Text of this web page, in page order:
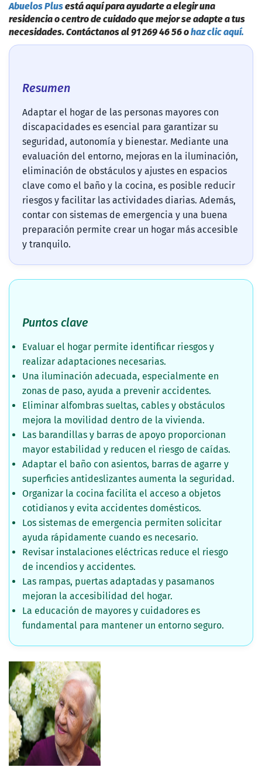
Abuelos Plusestá aquí para ayudarte a elegir una
residencia o centro de cuidado que mejor se adapte a tus
necesidades. Contáctanos al 91 269 46 56 ohaz clic aquí.
Resumen
Adaptar el hogar de las personas mayores con
discapacidades es esencial para garantizar su
seguridad, autonomía y bienestar. Mediante una
evaluación del entorno, mejoras en la iluminación,
eliminación de obstáculos y ajustes en espacios
clave como el baño y la cocina, es posible reducir
riesgos y facilitar las actividades diarias. Además,
contar con sistemas de emergencia y una buena
preparación permite crear un hogar más accesible
y tranquilo.
Puntos clave
Evaluar el hogar permite identificar riesgos y
realizar adaptaciones necesarias.
Una iluminación adecuada, especialmente en
zonas de paso, ayuda a prevenir accidentes.
Eliminar alfombras sueltas, cables y obstáculos
mejora la movilidad dentro de la vivienda.
Las barandillas y barras de apoyo proporcionan
mayor estabilidad y reducen el riesgo de caídas.
Adaptar el baño con asientos, barras de agarre y
superficies antideslizantes aumenta la seguridad.
Organizar la cocina facilita el acceso a objetos
cotidianos y evita accidentes domésticos.
Los sistemas de emergencia permiten solicitar
ayuda rápidamente cuando es necesario.
Revisar instalaciones eléctricas reduce el riesgo
de incendios y accidentes.
Las rampas, puertas adaptadas y pasamanos
mejoran la accesibilidad del hogar.
La educación de mayores y cuidadores es
fundamental para mantener un entorno seguro.